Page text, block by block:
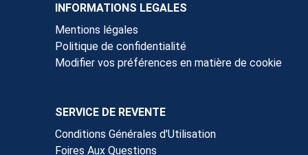
INFORMATIONS LEGALES
Mentions légales
Politique de confidentialité
Modifier vos préférences en matière de cookie
SERVICE DE REVENTE
Conditions Générales d'Utilisation
Foires Aux Questions